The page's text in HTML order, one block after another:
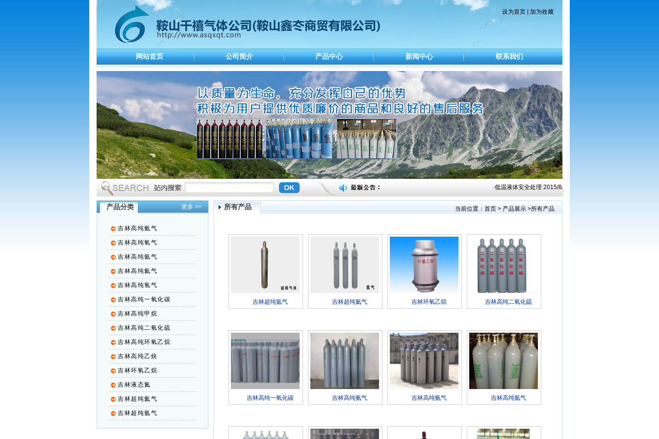
设为首页 加为收藏
网站首页 公司简介 产品中心 新闻中心 联系我们
低温液体安全处理2015/8/23 ·
产品分类 更多 >>
吉林高纯氨气
吉林高纯氧气
吉林高纯氩气
吉林高纯氦气
吉林高纯氢气
吉林高纯一氧化碳
吉林高纯甲烷
吉林高纯二氧化硫
吉林高纯环氧乙烷
吉林高纯乙炔
吉林环氧乙烷
吉林液态氮
吉林超纯氦气
吉林超纯氩气
所有产品 当前位置： 首页 > 产品展示 >所有产品
吉林超纯氩气 吉林超纯氦气 吉林环氧乙烷 吉林高纯二氧化硫
吉林高纯一氧化碳 吉林高纯氨气 吉林高纯氨气 吉林高纯氩气